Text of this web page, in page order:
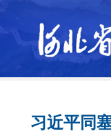
习近平同